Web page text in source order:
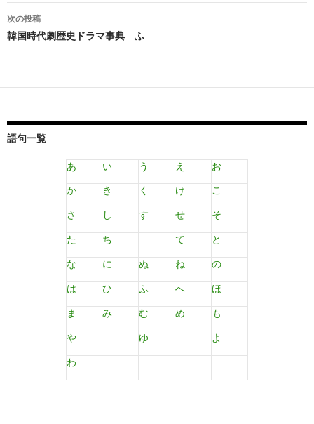
ナ
ビ
ゲ
ー
ョ
次の投稿
韓国時代劇歴史ドラマ事典 ふ
語句一覧
あ い う え
お
か
き く け こ
さ し す せ そ
た ち て と
な に ぬ ね の
は ひ ふ へ ほ
ま み む め も
や ゆ よ
わ